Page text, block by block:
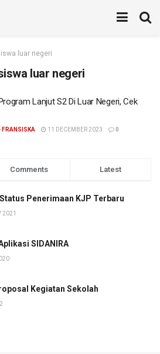
luar negeri
luar negeri
Lanjut S2 Di Luar Negeri, Cek
FRANSISKA 11 DECEMBER 2023 0
Comments Latest
Penerimaan KJP Terbaru
2021
SIDANIRA
Kegiatan Sekolah